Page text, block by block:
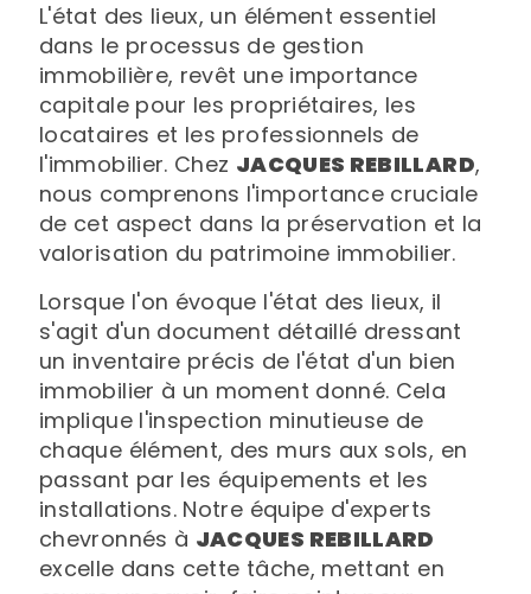
L'état des lieux, un élément essentiel
dans le processus de gestion
immobilière, revêt une importance
capitale pour les propriétaires, les
locataires et les professionnels de
l'immobilier. Chez JACQUES REBILLARD,
nous comprenons l'importance cruciale
de cet aspect dans la préservation et la
valorisation du patrimoine immobilier.
Lorsque l'on évoque l'état des lieux, il
s'agit d'un document détaillé dressant
un inventaire précis de l'état d'un bien
immobilier à un moment donné. Cela
implique l'inspection minutieuse de
chaque élément, des murs aux sols, en
passant par les équipements et les
installations. Notre équipe d'experts
chevronnés à JACQUES REBILLARD
excelle dans cette tâche, mettant en